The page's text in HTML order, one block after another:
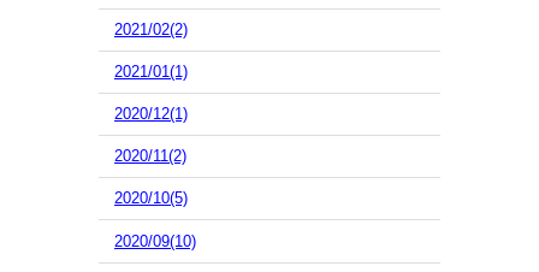
2021/02(2)
2021/01(1)
2020/12(1)
2020/11(2)
2020/10(5)
2020/09(10)